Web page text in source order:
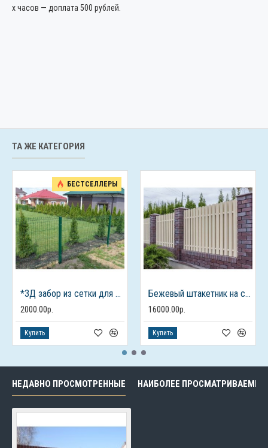
х часов — доплата 500 рублей.
ТА ЖЕ КАТЕГОРИЯ
БЕСТСЕЛЛЕРЫ
*3Д забор из сетки для дачного дома
2000.00р.
Купить
Бежевый штакетник на столбах из кирпича
16000.00р.
Купить
НЕДАВНО ПРОСМОТРЕННЫЕ НАИБОЛЕЕ ПРОСМАТРИВАЕМЫЕ